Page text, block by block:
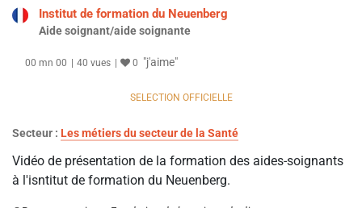
Institut de formation du Neuenberg
Aide soignant/aide soignante
00 mn 00 40 vues 0 "j'aime"
SELECTION OFFICIELLE
Secteur : Les métiers du secteur de la Santé
Vidéo de présentation de la formation des aides-soignants
à l'isntitut de formation du Neuenberg.